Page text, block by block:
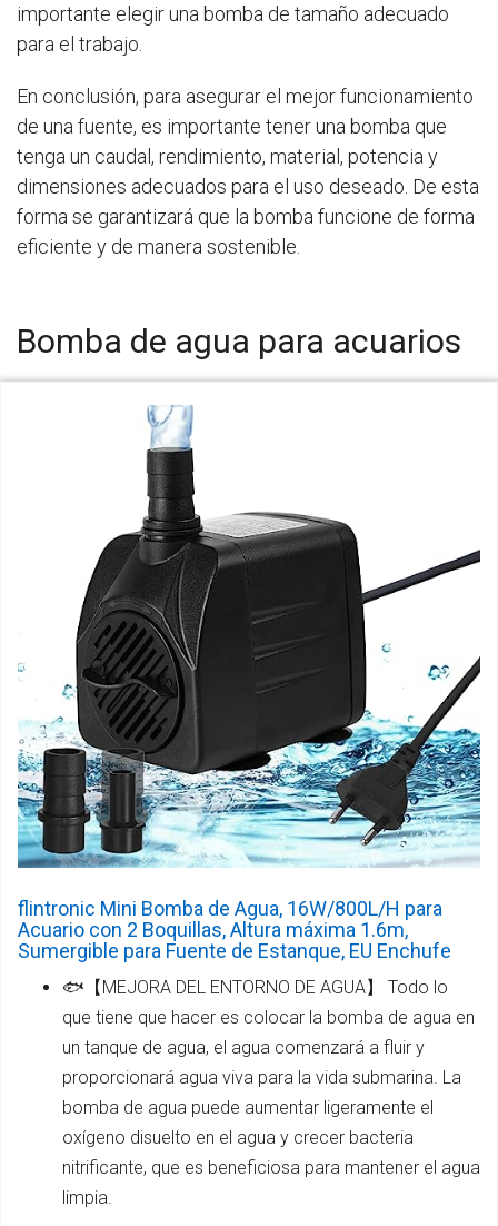
importante elegir una bomba de tamaño adecuado
para el trabajo.
En conclusión, para asegurar el mejor funcionamiento
de una fuente, es importante tener una bomba que
tenga un caudal, rendimiento, material, potencia y
dimensiones adecuados para el uso deseado. De esta
forma se garantizará que la bomba funcione de forma
eficiente y de manera sostenible.
Bomba de agua para acuarios
flintronic Mini Bomba de Agua, 16W/800L/H para
Acuario con 2 Boquillas, Altura máxima 1.6m,
Sumergible para Fuente de Estanque, EU Enchufe
🐟【MEJORA DEL ENTORNO DE AGUA】 Todo lo
que tiene que hacer es colocar la bomba de agua en
un tanque de agua, el agua comenzará a fluir y
proporcionará agua viva para la vida submarina. La
bomba de agua puede aumentar ligeramente el
oxígeno disuelto en el agua y crecer bacteria
nitrificante, que es beneficiosa para mantener el agua
limpia.